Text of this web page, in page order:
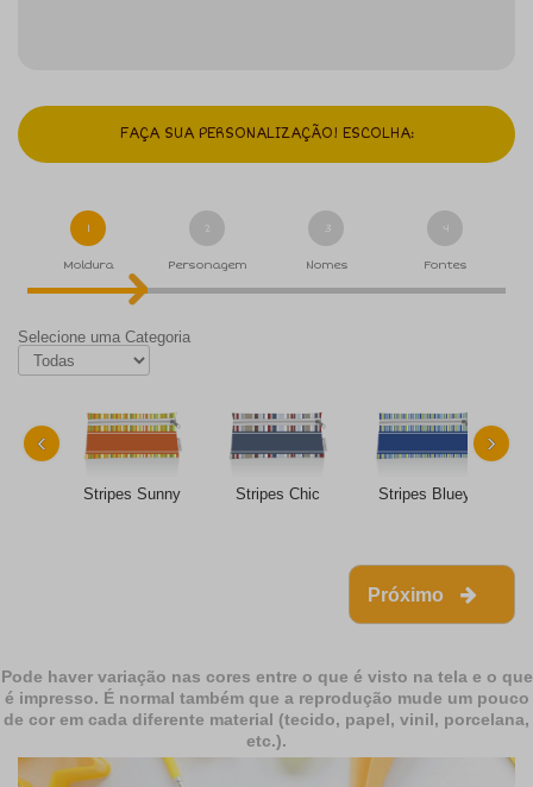
FAÇA SUA PERSONALIZAÇÃO! ESCOLHA:
1
Moldura
2
Personagem
3
Nomes
4
Fontes
Selecione uma Categoria
Stripes Sunny Stripes Chic Stripes Bluey
‹ ›
Próximo
Pode haver variação nas cores entre o que é visto na tela e o que
é impresso. É normal também que a reprodução mude um pouco
de cor em cada diferente material (tecido, papel, vinil, porcelana,
etc.).